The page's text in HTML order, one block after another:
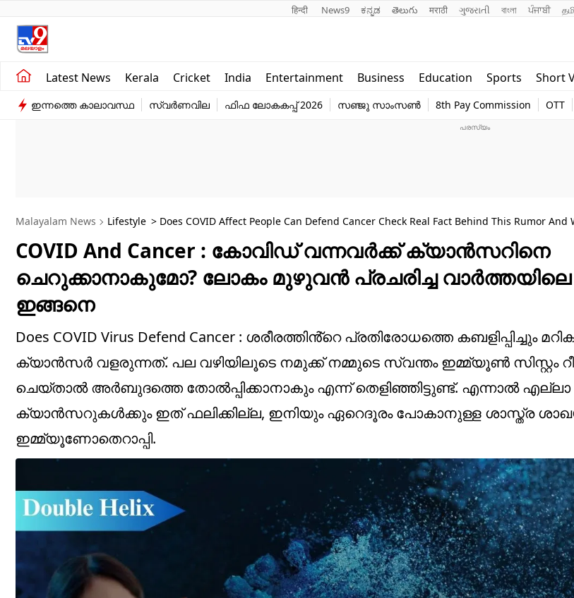
हिन्दी News9 ಕನ್ನಡ తెలుగు मराठी ગુજરાતી বাংলা ਪੰਜਾਬੀ
Latest News Kerala Cricket India Entertainment Business Education Sports Short
Kerala
India
Education
world
ഇന്നത്തെ കാലാവസ്ഥ സ്വർണവില ഫിഫ ലോകകപ്പ് 2026 സഞ്ജു സാംസൺ 8th Pay Commission OTT
Malayalam News Lifestyle > Does COVID Affect People Can Defend Cancer Check Real Fact Behind This Rumor And
COVID And Cancer : കോവിഡ് വന്നവർക്ക് ക്യാൻസറിനെ
ചെറുക്കാനാകുമോ? ലോകം മുഴുവൻ പ്രചരിച്ച
ഇങ്ങനെ
Does COVID Virus Defend Cancer : ശരീരത്തിൻ്റെ പ്രതിരോധത്തെ കബളിപ്പിച്ചും
ക്യാൻസർ വളരുന്നത്. പല വഴിയിലൂടെ നമുക്ക് നമ്മുടെ സ്വന്തം ഇമ്മ്യൂൺ സിസ്റ്റം
ചെയ്താൽ അർബുദത്തെ തോൽപ്പിക്കാനാകും എന്ന് തെളിഞ്ഞിട്ടുണ്ട്. എന്നാൽ എല്ലാ
ക്യാൻസറുകൾക്കും ഇത് ഫലിക്കില്ല, ഇനിയും ഏറെദൂരം പോകാനുള്ള ശാസ്ത്ര
ഇമ്മ്യൂണോതെറാപ്പി.